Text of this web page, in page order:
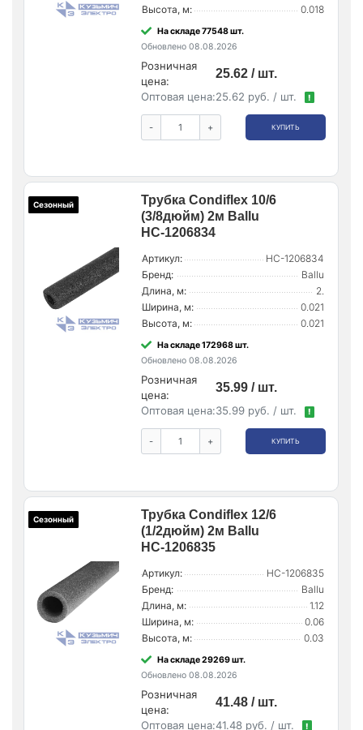
Высота, м:
0.018
На складе 77548 шт.
Обновлено 08.08.2026
Розничная
цена:
25.62 / шт.
Оптовая цена:25.62 руб. / шт. !
- + КУПИТЬ
Сезонный
Трубка Condiflex 10/6
(3/8дюйм) 2м Ballu
НС-1206834
Артикул:
НС-1206834
Бренд:
Ballu
Длина, м:
2.
Ширина, м:
0.021
Высота, м:
0.021
На складе 172968 шт.
Обновлено 08.08.2026
Розничная
цена:
35.99 / шт.
Оптовая цена:35.99 руб. / шт. !
- + КУПИТЬ
Сезонный
Трубка Condiflex 12/6
(1/2дюйм) 2м Ballu
НС-1206835
Артикул:
НС-1206835
Бренд:
Ballu
Длина, м:
1.12
Ширина, м:
0.06
Высота, м:
0.03
На складе 29269 шт.
Обновлено 08.08.2026
Розничная
цена:
41.48 / шт.
Оптовая цена:41.48 руб. / шт. !